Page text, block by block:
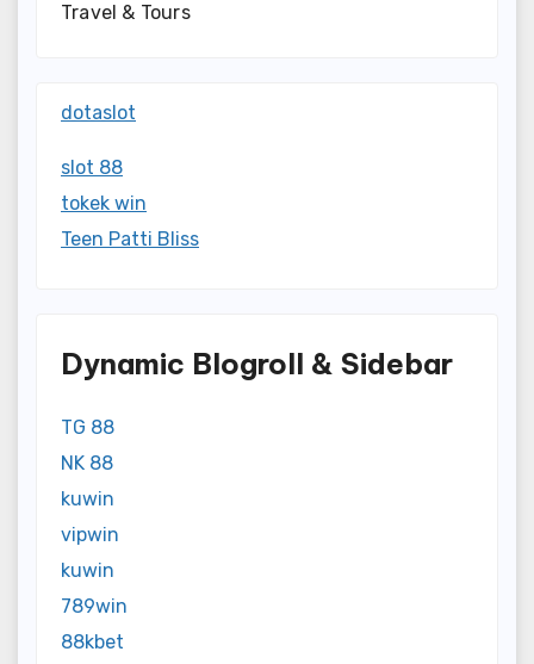
Travel & Tours
dotaslot
slot 88
tokek win
Teen Patti Bliss
Dynamic Blogroll & Sidebar
TG 88
NK 88
kuwin
vipwin
kuwin
789win
88kbet